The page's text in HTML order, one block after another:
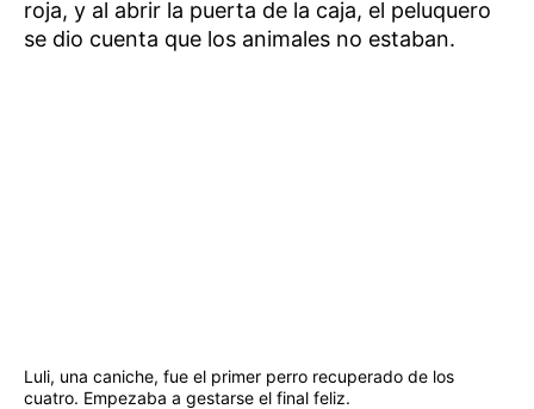
roja, y al abrir la puerta de la caja, el peluquero
se dio cuenta que los animales no estaban.
Luli, una caniche, fue el primer perro recuperado de los
cuatro. Empezaba a gestarse el final feliz.